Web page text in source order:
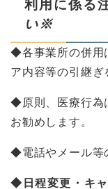
利用に係る
い※
​◆各事業所の併用
ア内容等の引継ぎ
◆原則、医療行為
お勧めします。
◆電話やメール等
◆日程変更・キャ